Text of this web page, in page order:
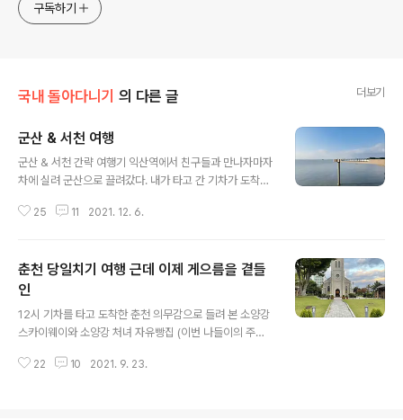
구독하기
국내 돌아다니기 의 다른 글 더보기
군산 & 서천 여행
군산 & 서천 간략 여행기 익산역에서 친구들과 만나자마자
차에 실려 군산으로 끌려갔다. 내가 타고 간 기차가 도착하
했다나 뭐라나 근데 지린성에서 네명 다 고추짬뽕을 시켰
데 지린성 고추짬뽕이 너무 매워서 다들 정신이 혼미……
일단 카페에 가서 뭔가 먹어줘야 정신을 차릴 수 있을 것 같
았다. 그래서 군산 올드브릭으로 고고!!! 우연히 가게 된 곳
이지만 아주 아주 마음에 들었다 :) 사진 찍을 시간 따위는
허하지 않는 단호한 칼질 ㅋㅋ 올드브릭에서 오랫동안 못
나눈 수다를 한참 떨었다. 단톡방 대화랑 만나서 하는 대화
25 11 2021. 12. 6.
춘천 당일치기 여행 근데 이제 게으름을 곁들
인
12시 기차를 타고 도착한 춘천 의무감으로 들려 본 소양강
스카이웨이와 소양강 처녀 자유빵집 (이번 나들이의 주요
후기는 차후에 육림고개 * 주요 목적지 2는 갑작스러운 임
22 10 2021. 9. 23.